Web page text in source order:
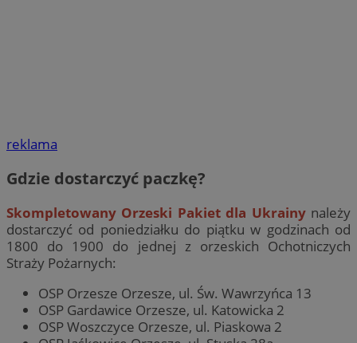
reklama
Gdzie dostarczyć paczkę?
Skompletowany Orzeski Pakiet dla Ukrainynależy
dostarczyć od poniedziałku do piątku w godzinach od
1800 do 1900 do jednej z orzeskich Ochotniczych
Straży Pożarnych:
OSP Orzesze Orzesze, ul. Św. Wawrzyńca 13
OSP Gardawice Orzesze, ul. Katowicka 2
OSP Woszczyce Orzesze, ul. Piaskowa 2